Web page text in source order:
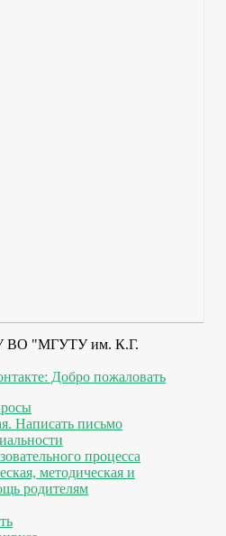
ВО "МГУТУ им. К.Г.
Добро пожаловать
Написать письмо
процесса
методическая и
родителям